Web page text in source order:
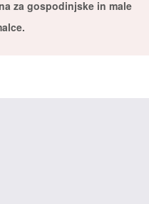
za gospodinjske in male